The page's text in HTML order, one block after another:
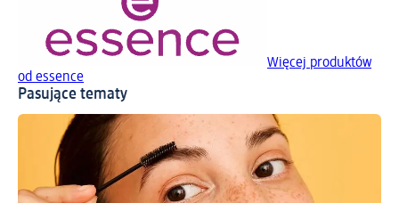
Więcej produktów
od essence
Pasujące tematy